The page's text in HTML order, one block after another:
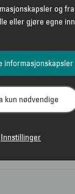
og
eller gjøre egne
informasjonskapsler
kun nødvendige
Innstillinger